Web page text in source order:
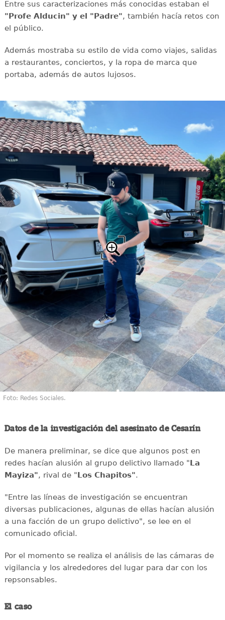
Entre sus caracterizaciones más conocidas estaban el
"Profe Alducin" y el "Padre", también hacía retos con
el público.
Además mostraba su estilo de vida como viajes, salidas
a restaurantes, conciertos, y la ropa de marca que
portaba, además de autos lujosos.
Foto: Redes Sociales.
Datos de la investigación del asesinato de Cesarín
De manera preliminar, se dice que algunos post en
redes hacían alusión al grupo delictivo llamado " La
Mayiza", rival de " Los Chapitos".
"Entre las líneas de investigación se encuentran
diversas publicaciones, algunas de ellas hacían alusión
a una facción de un grupo delictivo", se lee en el
comunicado oficial.
Por el momento se realiza el análisis de las cámaras de
vigilancia y los alrededores del lugar para dar con los
repsonsables.
El caso